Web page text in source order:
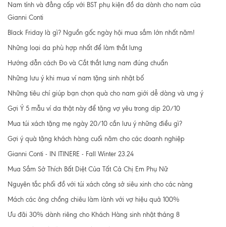
Nam tính và đẳng cấp với BST phụ kiện đồ da dành cho nam của
Gianni Conti
Black Friday là gì? Nguồn gốc ngày hội mua sắm lớn nhất năm!
Những loại da phù hợp nhất để làm thắt lưng
Hướng dẫn cách Đo và Cắt thắt lưng nam đúng chuẩn
Những lưu ý khi mua ví nam tặng sinh nhật bố
Những tiêu chí giúp bạn chọn quà cho nam giới dễ dàng và ưng ý
Gợi Ý 5 mẫu ví da thật này để tặng vợ yêu trong dịp 20/10
Mua túi xách tặng mẹ ngày 20/10 cần lưu ý những điều gì?
Gợi ý quà tặng khách hàng cuối năm cho các doanh nghiệp
Gianni Conti - IN ITINERE - Fall Winter 23.24
Mua Sắm Sở Thích Bất Diệt Của Tất Cả Chị Em Phụ Nữ
Nguyên tắc phối đồ với túi xách công sở siêu xinh cho các nàng
Mách các ông chồng chiêu làm lành với vợ hiệu quả 100%
Ưu đãi 30% dành riêng cho Khách Hàng sinh nhật tháng 8